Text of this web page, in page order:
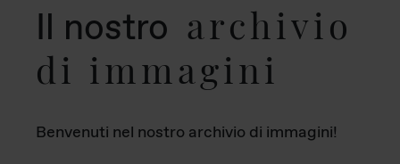
Il nostro archivio
di immagini
Benvenuti nel nostro archivio di immagini!